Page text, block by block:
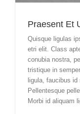
Praesent Et
Quisque ligulas
etri elit. Class
conubia nostra,
tristique in
ligula, faucibus
Pellentesque
Morbi id aliquam